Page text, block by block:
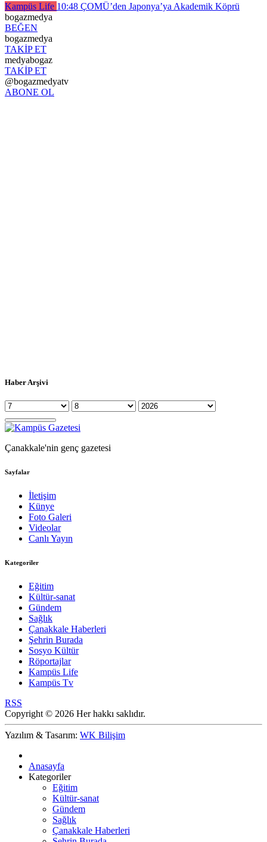
Kampüs Life 10:48 ÇOMÜ’den Japonya’ya Akademik Köprü
bogazmedya
BEĞEN
bogazmedya
TAKİP ET
medyabogaz
TAKİP ET
@bogazmedyatv
ABONE OL
Haber Arşivi
Çanakkale'nin genç gazetesi
Sayfalar
İletişim
Künye
Foto Galeri
Videolar
Canlı Yayın
Kategoriler
Eğitim
Kültür-sanat
Gündem
Sağlık
Çanakkale Haberleri
Şehrin Burada
Sosyo Kültür
Röportajlar
Kampüs Life
Kampüs Tv
RSS
Copyright © 2026 Her hakkı saklıdır.
Yazılım & Tasarım: WK Bilişim
Anasayfa
Kategoriler
Eğitim
Kültür-sanat
Gündem
Sağlık
Çanakkale Haberleri